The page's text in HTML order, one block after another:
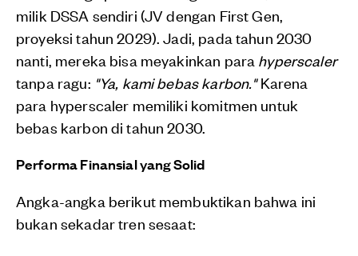
milik DSSA sendiri (JV dengan First Gen,
proyeksi tahun 2029). Jadi, pada tahun 2030
nanti, mereka bisa meyakinkan para hyperscaler
tanpa ragu: "Ya, kami bebas karbon."Karena
para hyperscaler memiliki komitmen untuk
bebas karbon di tahun 2030.
Performa Finansial yang Solid
Angka-angka berikut membuktikan bahwa ini
bukan sekadar tren sesaat: